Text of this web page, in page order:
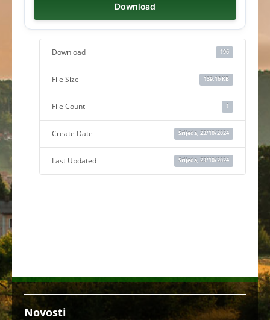
Download
Download 196
File Size 139.16 KB
File Count 1
Create Date Srijeda, 23/10/2024
Last Updated Srijeda, 23/10/2024
Novosti